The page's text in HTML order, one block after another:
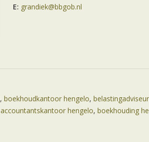
E: grandiek@bbgob.nl
, boekhoudkantoor hengelo,
accountantskantoor hengelo, boekhouding